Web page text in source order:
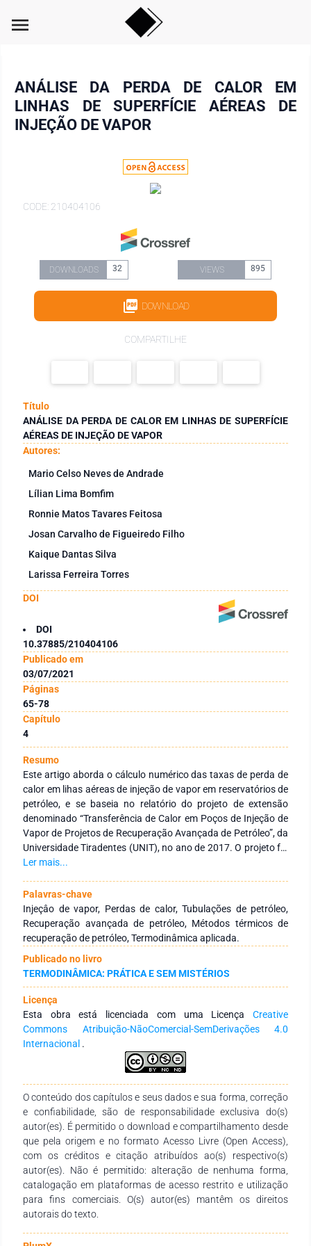
menu
ANÁLISE DA PERDA DE CALOR EM
LINHAS DE SUPERFÍCIE AÉREAS DE
INJEÇÃO DE VAPOR
CODE: 210404106
DOWNLOADS 32 VIEWS 895
DOWNLOAD
COMPARTILHE
Título
ANÁLISE DA PERDA DE CALOR EM LINHAS DE SUPERFÍCIE
AÉREAS DE INJEÇÃO DE VAPOR
Autores:
Mario Celso Neves de Andrade
Lílian Lima Bomfim
Ronnie Matos Tavares Feitosa
Josan Carvalho de Figueiredo Filho
Kaique Dantas Silva
Larissa Ferreira Torres
DOI
DOI
10.37885/210404106
Publicado em
03/07/2021
Páginas
65-78
Capítulo
4
Resumo
Este artigo aborda o cálculo numérico das taxas de perda de
calor em lihas aéreas de injeção de vapor em reservatórios de
petróleo, e se baseia no relatório do projeto de extensão
denominado “Transferência de Calor em Poços de Injeção de
Vapor de Projetos de Recuperação Avançada de Petróleo”, da
Universidade Tiradentes (UNIT), no ano de 2017. O projeto foi
executado pelos alunos Kaique Dantas Silva, Larissa Ferreira
todos co-autores deste artigo, sob orientação técnica e
coordenação dos professores Josan Carvalho de Figueiredo
Filho e Mário Celso Neves de Andrade, também co-autores.As
linhas de injeção de vapor em um campo de petróleo vão
desde a saída do gerador até a cabeça do poço injetor e, para
os cálculos das perdas de calor, foi considerada como modelo
uma tubulação com 1000 m de extensão total, tendo sido
calculadas as perdas por convecção no interior dos tubos,
condução na tubulação e no isolamento térmico e convecção
mais radiação na parte externa aos tubos, em contato com ar
ambiente. As taxas encontradas foram analisadas em função
do comprimento da tubulação, visto que, ao se distanciar do
gerador, essas perdas são intensificadas e a quantificação do
importância para atestar a eficiência do método de
recuperação secundária de petróleo por injeção de vapor. As
perdas foram calculadas e comparadas em relação ao
comprimento unitário da tubulação, supostamente revestida
com material isolante com o dobro da espessura da parede
da tubulação.
Ler mais...
Palavras-chave
Injeçâo de vapor, Perdas de calor, Tubulações de petróleo,
Recuperação avançada de petróleo, Métodos térmicos de
recuperação de petróleo, Termodinâmica aplicada.
Publicado no livro
TERMODINÂMICA: PRÁTICA E SEM MISTÉRIOS
Licença
Esta obra está licenciada com uma Licença Creative
Commons Atribuição-NãoComercial-SemDerivações 4.0
Internacional .
O conteúdo dos capítulos e seus dados e sua forma, correção
e confiabilidade, são de responsabilidade exclusiva do(s)
autor(es). É permitido o download e compartilhamento desde
que pela origem e no formato Acesso Livre (Open Access),
com os créditos e citação atribuídos ao(s) respectivo(s)
autor(es). Não é permitido: alteração de nenhuma forma,
catalogação em plataformas de acesso restrito e utilização
para fins comerciais. O(s) autor(es) mantêm os direitos
autorais do texto.